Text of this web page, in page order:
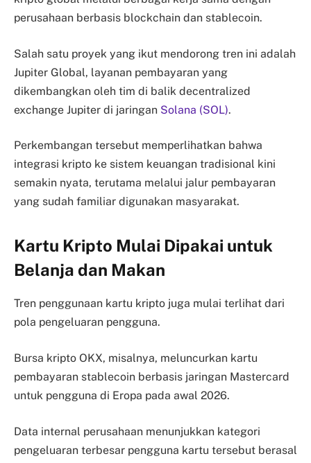
perusahaan berbasis blockchain dan stablecoin.
Salah satu proyek yang ikut mendorong tren ini adalah
Jupiter Global, layanan pembayaran yang
dikembangkan oleh tim di balik decentralized
exchange Jupiter di jaringan Solana (SOL).
Perkembangan tersebut memperlihatkan bahwa
integrasi kripto ke sistem keuangan tradisional kini
semakin nyata, terutama melalui jalur pembayaran
yang sudah familiar digunakan masyarakat.
Kartu Kripto Mulai Dipakai untuk
Belanja dan Makan
Tren penggunaan kartu kripto juga mulai terlihat dari
pola pengeluaran pengguna.
Bursa kripto OKX, misalnya, meluncurkan kartu
pembayaran stablecoin berbasis jaringan Mastercard
untuk pengguna di Eropa pada awal 2026.
Data internal perusahaan menunjukkan kategori
pengeluaran terbesar pengguna kartu tersebut berasal